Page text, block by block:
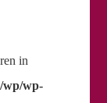
in
wp/wp-